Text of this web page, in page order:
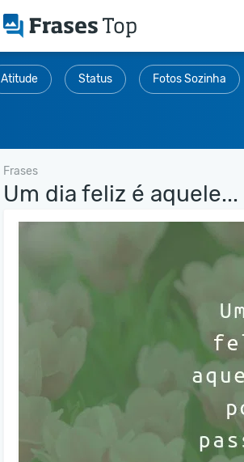
Atitude Status Fotos Sozinha
Frases
Um dia feliz é aquele...